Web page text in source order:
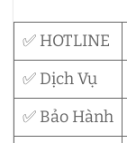
✅ HOTLINE
✅ Dịch Vụ
✅ Bảo Hành